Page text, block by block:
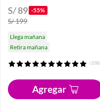
S/ 89 -55%
S/ 199
Llega mañana
Retira mañana
(108)
Agregar